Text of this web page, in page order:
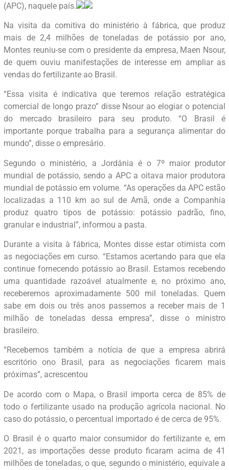
(APC), naquele país.
Na visita da comitiva do ministério à fábrica, que produz
mais de 2,4 milhões de toneladas de potássio por ano,
Montes reuniu-se com o presidente da empresa, Maen Nsour,
de quem ouviu manifestações de interesse em ampliar as
vendas do fertilizante ao Brasil.
“Essa visita é indicativa que teremos relação estratégica
comercial de longo prazo” disse Nsour ao elogiar o potencial
do mercado brasileiro para seu produto. “O Brasil é
importante porque trabalha para a segurança alimentar do
mundo”, disse o empresário.
Segundo o ministério, a Jordânia é o 7º maior produtor
mundial de potássio, sendo a APC a oitava maior produtora
mundial de potássio em volume. “As operações da APC estão
localizadas a 110 km ao sul de Amã, onde a Companhia
produz quatro tipos de potássio: potássio padrão, fino,
granular e industrial”, informou a pasta.
Durante a visita à fábrica, Montes disse estar otimista com
as negociações em curso. “Estamos acertando para que ela
continue fornecendo potássio ao Brasil. Estamos recebendo
uma quantidade razoável atualmente e, no próximo ano,
receberemos aproximadamente 500 mil toneladas. Quem
sabe em dois ou três anos passemos a receber mais de 1
milhão de toneladas dessa empresa”, disse o ministro
brasileiro.
“Recebemos também a notícia de que a empresa abrirá
escritório ono Brasil, para as negociações ficarem mais
próximas”, acrescentou
De acordo com o Mapa, o Brasil importa cerca de 85% de
todo o fertilizante usado na produção agrícola nacional. No
caso do potássio, o percentual importado é de cerca de 95%.
O Brasil é o quarto maior consumidor do fertilizante e, em
2021, as importações desse produto ficaram acima de 41
milhões de toneladas, o que, segundo o ministério, equivale a